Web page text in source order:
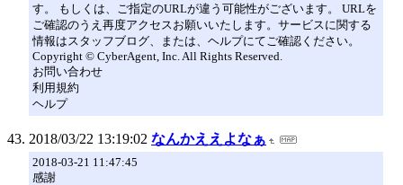
す。 もしくは、ご指定のURLが違う可能性がございます。 URLを
ご確認のうえ再度アクセスお願いいたします。サービスに関する
情報はスタッフブログ、または、ヘルプにてご確認ください。
Copyright © CyberAgent, Inc. All Rights Reserved.
お問い合わせ
利用規約
ヘルプ
2018/03/22 13:19:02 なんかええよなぁ
2018-03-21 11:47:45
感謝